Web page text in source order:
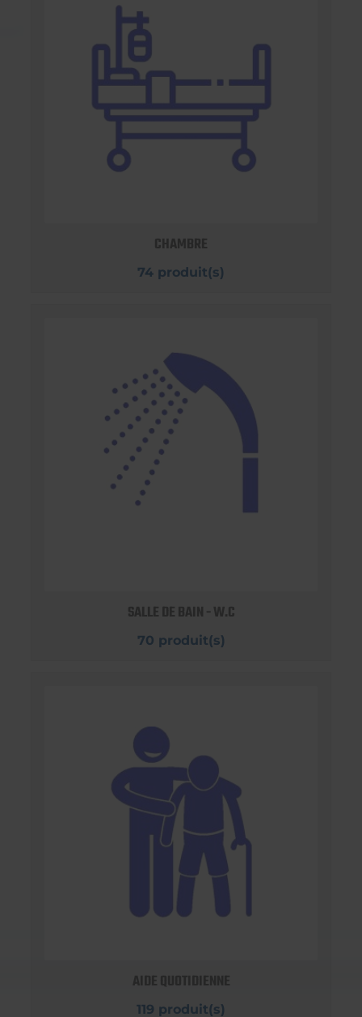
CHAMBRE
74 produit(s)
SALLE DE BAIN - W.C
70 produit(s)
AIDE QUOTIDIENNE
119 produit(s)